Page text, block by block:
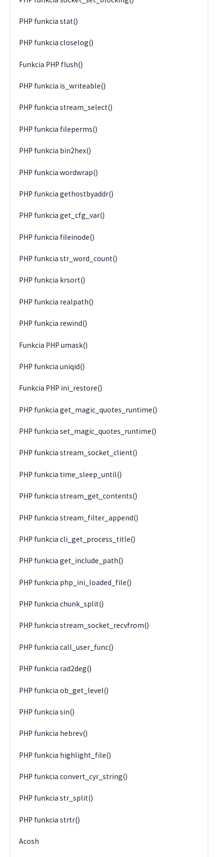
PHP funkcia stat()
PHP funkcia closelog()
Funkcia PHP flush()
PHP funkcia is_writeable()
PHP funkcia stream_select()
PHP funkcia fileperms()
PHP funkcia bin2hex()
PHP funkcia wordwrap()
PHP funkcia gethostbyaddr()
PHP funkcia get_cfg_var()
PHP funkcia fileinode()
PHP funkcia str_word_count()
PHP funkcia krsort()
PHP funkcia realpath()
PHP funkcia rewind()
Funkcia PHP umask()
PHP funkcia uniqid()
Funkcia PHP ini_restore()
PHP funkcia get_magic_quotes_runtime()
PHP funkcia set_magic_quotes_runtime()
PHP funkcia stream_socket_client()
PHP funkcia time_sleep_until()
PHP funkcia stream_get_contents()
PHP funkcia stream_filter_append()
PHP funkcia cli_get_process_title()
PHP funkcia get_include_path()
PHP funkcia php_ini_loaded_file()
PHP funkcia chunk_split()
PHP funkcia stream_socket_recvfrom()
PHP funkcia call_user_func()
PHP funkcia rad2deg()
PHP funkcia ob_get_level()
PHP funkcia sin()
PHP funkcia hebrev()
PHP funkcia highlight_file()
PHP funkcia convert_cyr_string()
PHP funkcia str_split()
PHP funkcia strtr()
Acosh